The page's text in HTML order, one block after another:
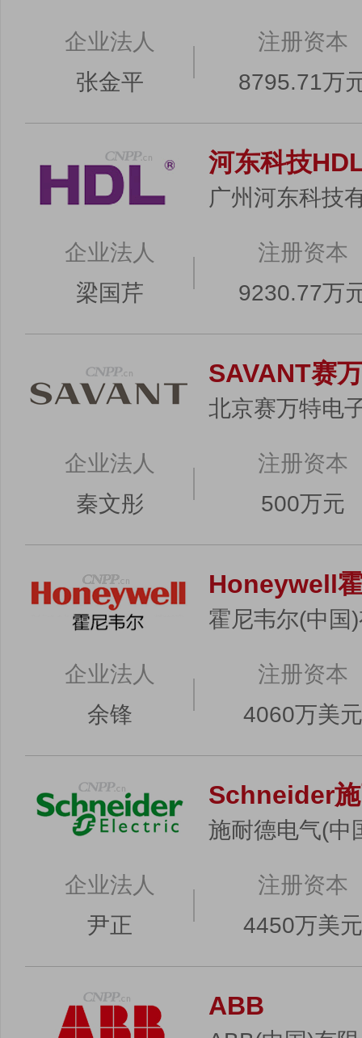
企业法人
张金平
注册资本
8795.71万
河东科技
广州河东科技
企业法人
梁国芹
注册资本
9230.77万
SAVANT赛
北京赛万特电
企业法人
秦文彤
注册资本
500万元
Honeywell
霍尼韦尔(中国
企业法人
余锋
注册资本
4060万美元
Schneider
施耐德电气(中
企业法人
尹正
注册资本
4450万美元
ABB